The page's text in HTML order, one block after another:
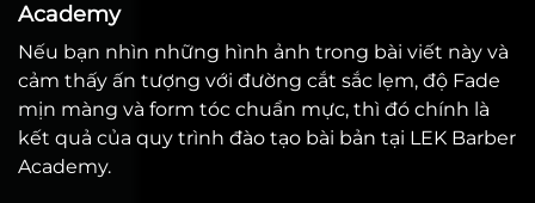
Academy
Nếu bạn nhìn những hình ảnh trong bài viết này và
cảm thấy ấn tượng với đường cắt sắc lẹm, độ Fade
mịn màng và form tóc chuẩn mực, thì đó chính là
kết quả của quy trình đào tạo bài bản tại LEK Barber
Academy.